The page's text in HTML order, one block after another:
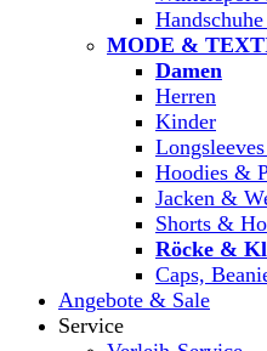
MODE &
Damen
Herren
Kinder
Hoodies &
Jacken &
Shorts &
Röcke &
Caps,
Angebote & Sale
Service